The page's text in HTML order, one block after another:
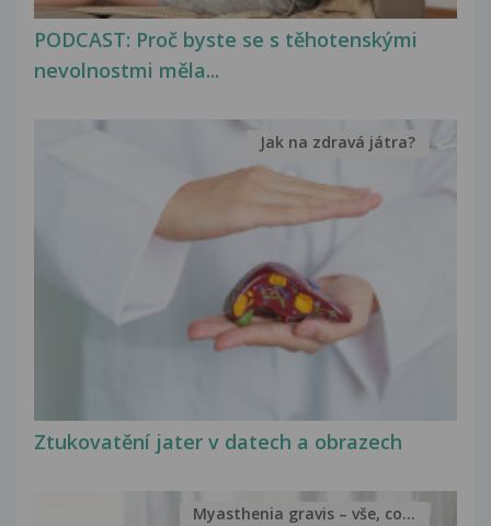
PODCAST: Proč byste se s těhotenskými
nevolnostmi měla...
Ztukovatění jater v datech a obrazech
Jak na zdravá játra?
Myasthenia gravis – vše, co...